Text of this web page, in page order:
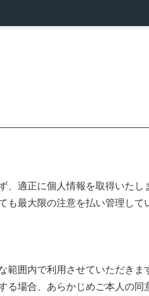
適正に個人情報を取得いたし
も最大限の注意を払い管理して
範囲内で利用させていただきま
る場合、あらかじめご本人の同